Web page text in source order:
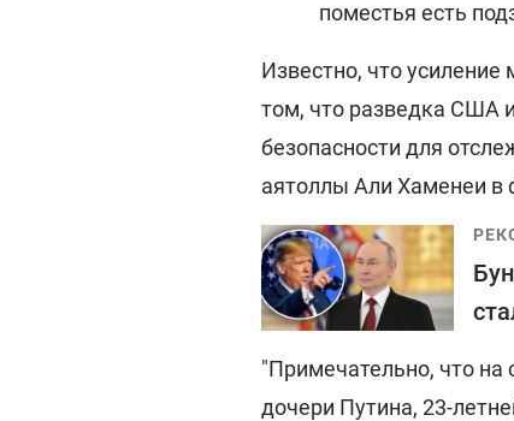
поместья есть
Известно, что
том, что разведка США
безопасности для
аятоллы Али Хаменеи в
"Примечательно, что на
дочери Путина, 23-